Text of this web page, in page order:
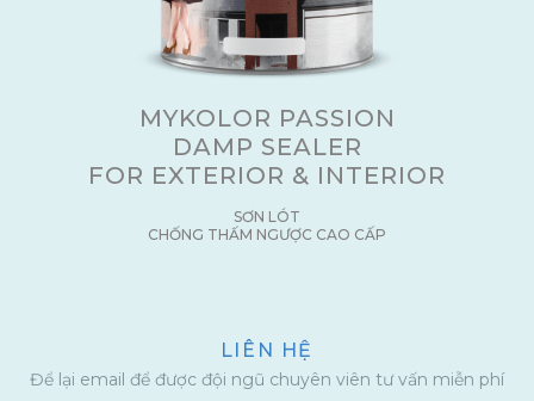
MYKOLOR PASSION
DAMP SEALER
FOR EXTERIOR & INTERIOR
SƠN LÓT
CHỐNG THẤM NGƯỢC CAO CẤP
LIÊN HỆ
Để lại email để được đội ngũ chuyên viên tư vấn miễn phí